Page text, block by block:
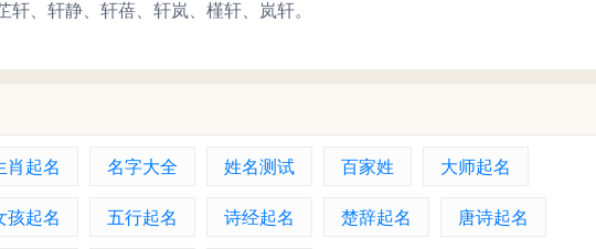
轩、轩静、轩蓓、轩岚、槿轩、岚轩。
肖起名 名字大全 姓名测试 百家姓
大师起名
孩起名 五行起名 诗经起名 楚辞起名 唐诗起名